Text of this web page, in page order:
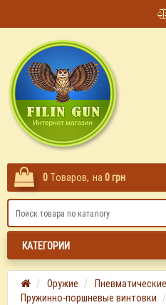
0 Tоваров, на 0 грн
КАТЕГОРИИ
Оружие
Пружинно-поршневые винтовки